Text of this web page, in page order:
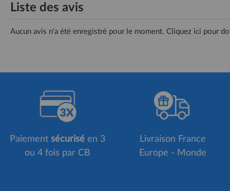
Liste des avis
Aucun avis n'a été enregistré pour le moment. Cliquez ici pour
Paiement sécurisé en 3
ou 4 fois par CB
Livraison France
Europe - Monde